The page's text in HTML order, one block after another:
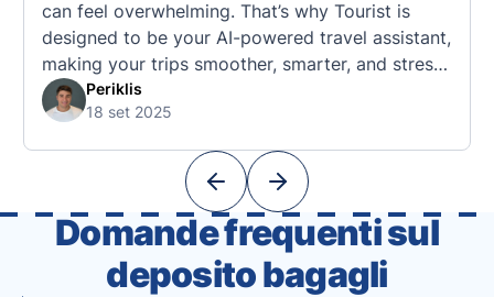
can feel overwhelming. That’s why Tourist is
designed to be your AI-powered travel assistant,
making your trips smoother, smarter, and stress-
free. 🧭 What Makes the Tourist App Unique?
Unlike standard travel apps, Tourist combines
With Tourist, your trip planning becomes as
Periklis
18 set 2025
Domande frequenti sul
deposito bagagli